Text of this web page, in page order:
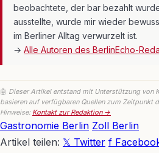
beobachtete, der bar bezahlt
ausstellte, wurde mir wieder
im Berliner Alltag verwurzelt ist.
→ Alle Autoren des BerlinEcho-
🤖 Dieser Artikel entstand mit Unterstützung von
basieren auf verfügbaren Quellen zum Zeitpunkt
Hinweise: Kontakt zur Redaktion →
Gastronomie Berlin Zoll Berlin
Artikel teilen: 𝕏 Twitter f